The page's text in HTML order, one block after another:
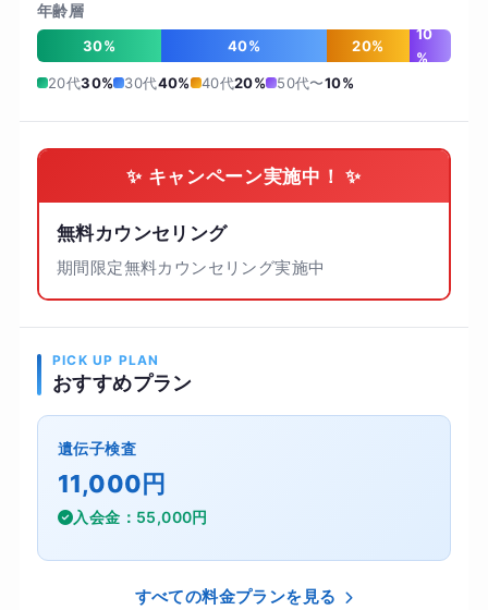
年齢層
30% 40% 20%
10
%
20代30% 30代40% 40代20% 50代〜10%
✨ キャンペーン実施中！ ✨
無料カウンセリング
期間限定無料カウンセリング実施中
PICK UP PLAN
おすすめプラン
遺伝子検査
11,000円
入会金：55,000円
すべての料金プランを見る